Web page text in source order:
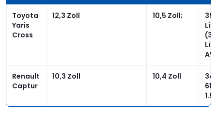
Toyota
Yaris
Cross
12,3 Zoll 10,5 Zoll;
Renault
Captur
10,3 Zoll 10,4 Zoll